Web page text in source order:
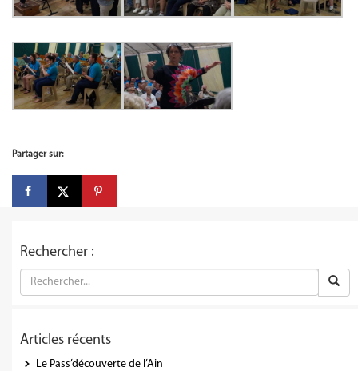
Partager sur:
Rechercher :
Articles récents
Le Pass’découverte de l’Ain